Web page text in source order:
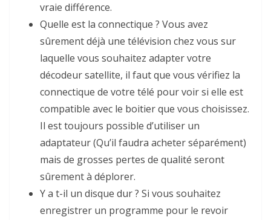
vraie différence.
Quelle est la connectique ? Vous avez
sûrement déjà une télévision chez vous sur
laquelle vous souhaitez adapter votre
décodeur satellite, il faut que vous vérifiez la
connectique de votre télé pour voir si elle est
compatible avec le boitier que vous choisissez.
Il est toujours possible d’utiliser un
adaptateur (Qu’il faudra acheter séparément)
mais de grosses pertes de qualité seront
sûrement à déplorer.
Y a t-il un disque dur ? Si vous souhaitez
enregistrer un programme pour le revoir